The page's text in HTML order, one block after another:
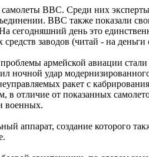
ВВС. Среди них
ВВС также показали
сегодняшний день это
заводов (читай - на
армейской авиации
ночной удар
ракет с
в отличие от показанных
военных.
аппарат, создание которого